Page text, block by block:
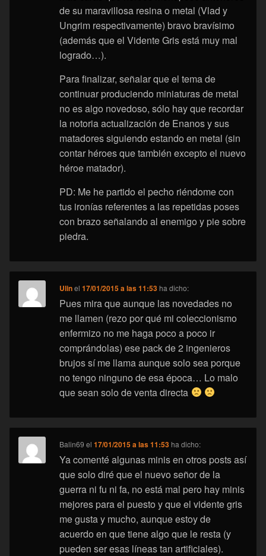
de su maravillosa resina o metal (Vlad y
Ungrim respectivamente) bravo bravísimo
(además que el Vidente Gris está muy mal
logrado…).
Para finalizar, señalar que el tema de
continuar produciendo miniaturas de metal
no es algo novedoso, sólo hay que recordar
la notoria actualización de Enanos y sus
matadores siguiendo estando en metal (sin
contar héroes que también excepto el nuevo
héroe matador).
PD: Me he partido el pecho riéndome con
tus ironías referentes a las repetidas poses
con brazo señalando al enemigo y pie sobre
piedra.
Ulinel17/01/2015 a las 11:53 ha dicho:
Pues mira que aunque las novedades no
me llamen (rezo por qué mi coleccionismo
enfermizo no me haga poco a poco ir
comprándolas) ese pack de 2 ingenieros
brujos sí me llama aunque solo sea porque
no tengo ninguno de esa época… Lo malo
que sean solo de venta directa
Balin69 el17/01/2015 a las 11:53 ha dicho:
Ya comenté algunas minis en otros posts así
que solo diré que el nuevo señor de la
guerra ni fu ni fa, no está mal pero hay minis
mejores para el puesto y que el vidente gris
me gusta y mucho, aunque estoy de
acuerdo en que tiene algo que le resta (y
pueden ser esas líneas tan artificiales).